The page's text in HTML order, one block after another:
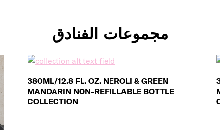
مجموعات الفنادق
380ML/12.8 FL. OZ. NEROLI & GREEN
MANDARIN NON-REFILLABLE BOTTLE
COLLECTION